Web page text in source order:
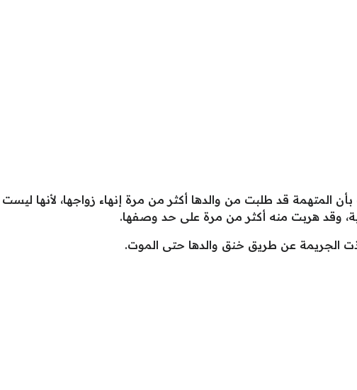
بأن المتهمة قد طلبت من والدها أكثر من مرة إنهاء زواجها، لأنها
وقد هربت منه أكثر من مرة على حد وصفها.
الجريمة عن طريق خنق والدها حتى الموت.